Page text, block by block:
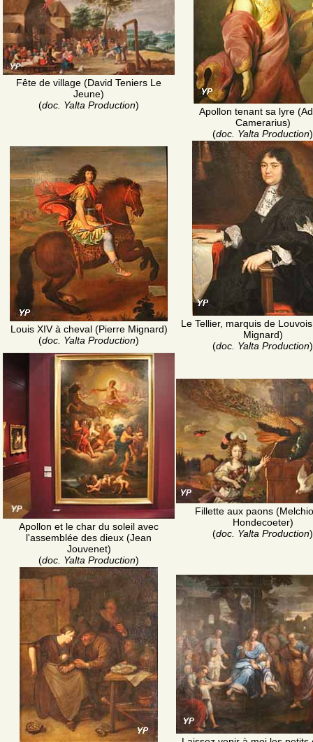
Fête de village (David Teniers Le
Jeune)
(doc. Yalta Production)
Apollon tenant sa lyre
Camerarius)
(doc. Yalta Production)
Louis XIV à cheval (Pierre Mignard)
(doc. Yalta Production)
Le Tellier, marquis de
Mignard)
(doc. Yalta Production)
Apollon et le char du soleil avec
l'assemblée des dieux (Jean
Jouvenet)
(doc. Yalta Production)
Fillette aux paons
Hondecoeter)
(doc. Yalta Production)